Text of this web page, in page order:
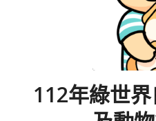
112年綠世